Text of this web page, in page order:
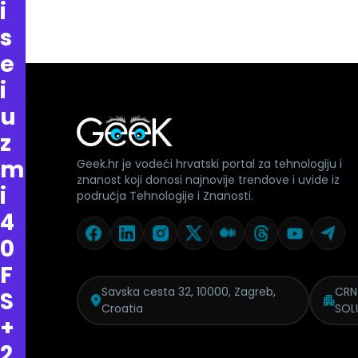
i
s
e
i
u
z
m
i
4
0
F
S
+
Geek.hr je vodeći hrvatski portal za tehnologiju i
znanost koji donosi najnovije trendove i uvide iz
područja Tehnologije i Znanosti.
Savska cesta 32, 10000, Zagreb,
Croatia